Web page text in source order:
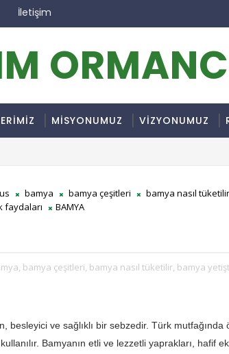
İletişim
MİSYONUMUZ VİZYONUMUZ
bamya bamya çeşitleri bamya nasıl tüketilir
faydaları BAMYA
bamya çeşitleri, bamya nasıl tüketilir, bamya
besleyici ve sağlıklı bir sebzedir. Türk
Bamyanın etli ve lezzetli yaprakları, hafif